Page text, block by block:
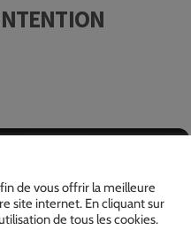
de vous offrir la meilleure
site internet. En cliquant sur
de tous les cookies.